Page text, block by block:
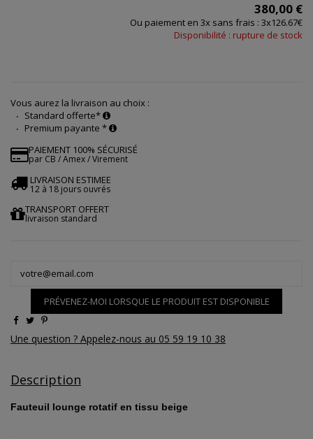
380,00 €
Ou paiement en 3x sans frais : 3x126.67€
Disponibilité : rupture de stock
Vous aurez la livraison au choix :
Standard offerte*
Premium payante *
PAIEMENT 100% SÉCURISÉ
par CB / Amex / Virement
LIVRAISON ESTIMEE
12 à 18 jours ouvrés
TRANSPORT OFFERT
livraison standard
PRÉVENEZ-MOI LORSQUE LE PRODUIT EST DISPONIBLE
Une question ? Appelez-nous au 05 59 19 10 38
Description
Fauteuil lounge rotatif en tissu beige